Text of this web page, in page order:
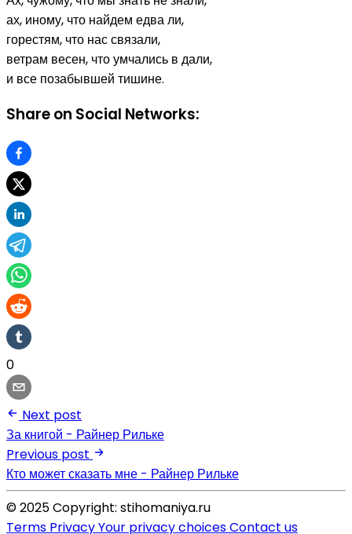
ах, иному, что найдем едва ли,
горестям, что нас связали,
ветрам весен, что умчались в дали,
и все позабывшей тишине.
Share on Social Networks:
0
Next post
За книгой - Райнер Рильке
Previous post
Кто может сказать мне - Райнер Рильке
© 2025 Copyright: stihomaniya.ru
Terms PrivacyYour privacy choicesContact us